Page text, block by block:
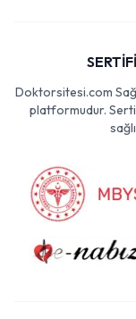
Doktorsitesi.com
platformudur.